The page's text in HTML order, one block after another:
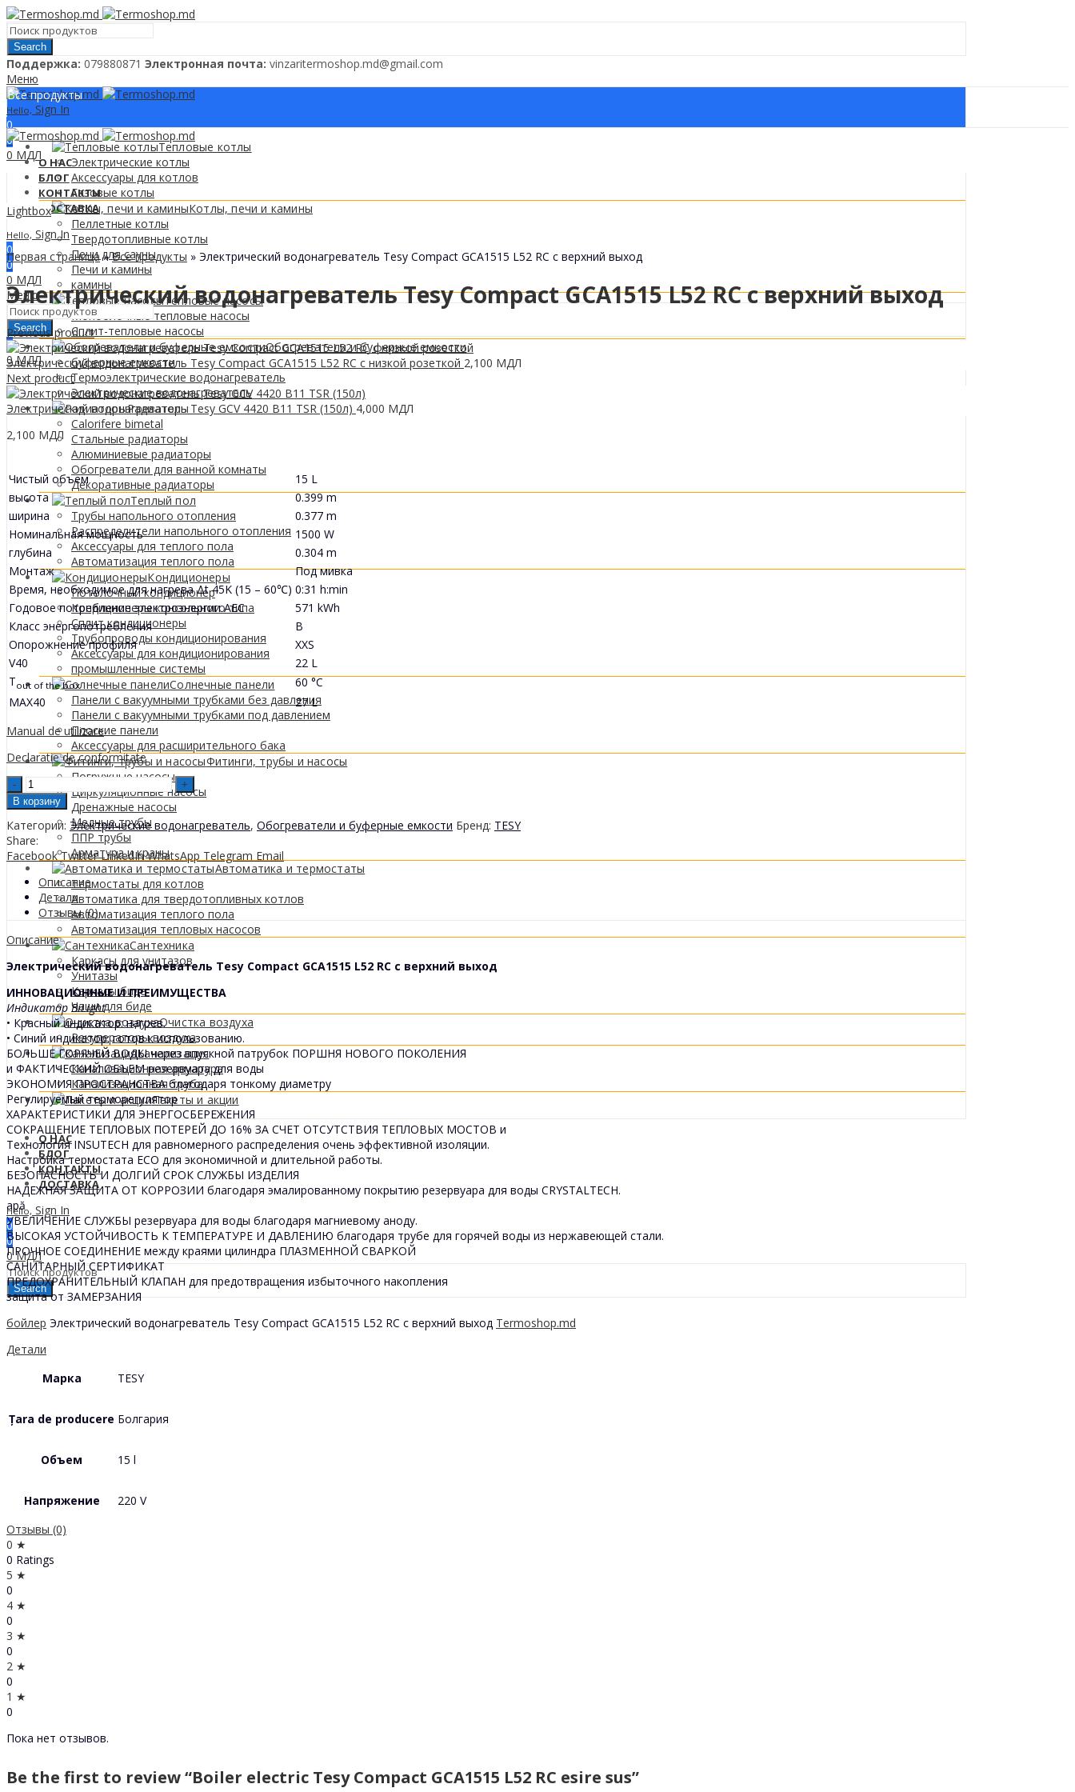
Search
Поддержкa: 079880871 Электронная почта: vinzaritermoshop.md@gmail.com
Меню
Hello, Sign In
0
0
0 МДЛ
Все продукты
Тепловые котлы
Электрические котлы
Аксессуары для котлов
Газовые котлы
Котлы, печи и камины
Пеллетные котлы
Твердотопливные котлы
Печи для сауны
Печи и камины
камины
Тепловые насосы
Моноблочные тепловые насосы
Сплит-тепловые насосы
Обогреватели и буферные емкости
буферные емкости
Термоэлектрические водонагреватель
Электрические водонагреватель
Радиаторы
Calorifere bimetal
Стальные радиаторы
Алюминиевые радиаторы
Обогреватели для ванной комнаты
Декоративные радиаторы
Tеплый пол
Трубы напольного отопления
Распределители напольного отопления
Аксессуары для теплого пола
Автоматизация теплого пола
Кондиционеры
Потолочный кондиционер
Кондиционеры консольного типа
Сплит кондиционеры
Трубопроводы кондиционирования
Аксессуары для кондиционирования
промышленные системы
Солнечные панели
Панели с вакуумными трубками без давления
Панели с вакуумными трубками под давлением
Плоские панели
Аксессуары для расширительного бака
Фитинги, трубы и насосы
Погружные насосы
Циркуляционные насосы
Дренажные насосы
Медные трубы
ППР трубы
Арматура и краны
Автоматика и термостаты
Термостаты для котлов
Автоматика для твердотопливных котлов
Автоматизация теплого пола
Автоматизация тепловых насосов
Сантехника
Каркасы для унитазов
Унитазы
Каркасы биде
Чаши для биде
Очистка воздуха
Рекуператоры воздуха
Канализация
Канализационная арматура
Канализационная труба
Пакеты и акции
О НАС
БЛОГ
КОНТАКТЫ
ДОСТАВКА
Hello, Sign In
0
0
0МДЛ
Search
О НАС
БЛОГ
КОНТАКТЫ
ДОСТАВКА
Hello, Sign In
0
0
0 МДЛ
Меню
Search
0
0МДЛ
Lightbox
Первая страница»Все продукты » Электрический водонагреватель Tesy Compact GCA1515 L52 RC с верхний выход
Электрический водонагреватель Tesy Compact GCA1515 L52 RC с верхний выход
Previous product
Электрический водонагреватель Tesy Compact GCA1515 L52 RC с низкой розеткой 2,100 МДЛ
Next product
Электрический водонагреватель Tesy GCV 4420 B11 TSR (150л) 4,000 МДЛ
2,100 МДЛ
Чистый объем
15 L
высота
0.399 m
ширина
0.377 m
Номинальная мощность
1500 W
глубина
0.304 m
Монтаж
Под мивка
Время, необходимое для нагрева Δt 45K (15 – 60℃) 0:31 h:min
Годовое потребление электроэнергии AEC
571 kWh
Класс энергопотребления
B
Опорожнение профиля
XXS
V40
22 L
Tout of the box
60 °C
MAX40
27 L
Manual de utilizare
Declaratie de conformitate
Boiler
electric
Tesy
Compact
GCA1515
L52
RC
esire
sus
quantity
В корзину
Категории: Электрические водонагреватель, Обогреватели и буферные емкости Бренд: TESY
Share:
Facebook Twitter LinkedIn WhatsApp Telegram Email
Описание
Детали
Отзывы (0)
Описание
Электрический водонагреватель Tesy Compact GCA1515 L52 RC с верхний выход
ИННОВАЦИОННЫЕ И ПРЕИМУЩЕСТВА
Индикатор BiLight
• Красный индикатор: нагрев.
• Синий индикатор: готов к использованию.
БОЛЬШЕ ГОРЯЧЕЙ ВОДЫ через впускной патрубок ПОРШНЯ НОВОГО ПОКОЛЕНИЯ
и ФАКТИЧЕСКИЙ ОБЪЕМ резервуара для воды
ЭКОНОМИЯ ПРОСТРАНСТВА благодаря тонкому диаметру
Регулируемый терморегулятор
ХАРАКТЕРИСТИКИ ДЛЯ ЭНЕРГОСБЕРЕЖЕНИЯ
СОКРАЩЕНИЕ ТЕПЛОВЫХ ПОТЕРЕЙ ДО 16% ЗА СЧЕТ ОТСУТСТВИЯ ТЕПЛОВЫХ МОСТОВ и
Технология INSUTECH для равномерного распределения очень эффективной изоляции.
Настройка термостата ECO для экономичной и длительной работы.
БЕЗОПАСНОСТЬ И ДОЛГИЙ СРОК СЛУЖБЫ ИЗДЕЛИЯ
НАДЕЖНАЯ ЗАЩИТА ОТ КОРРОЗИИ благодаря эмалированному покрытию резервуара для воды CRYSTALTECH.
apă
УВЕЛИЧЕНИЕ СЛУЖБЫ резервуара для воды благодаря магниевому аноду.
ВЫСОКАЯ УСТОЙЧИВОСТЬ К ТЕМПЕРАТУРЕ И ДАВЛЕНИЮ благодаря трубе для горячей воды из нержавеющей стали.
ПРОЧНОЕ СОЕДИНЕНИЕ между краями цилиндра ПЛАЗМЕННОЙ СВАРКОЙ
САНИТАРНЫЙ СЕРТИФИКАТ
ПРЕДОХРАНИТЕЛЬНЫЙ КЛАПАН для предотвращения избыточного накопления
защита от ЗАМЕРЗАНИЯ
бойлер Электрический водонагреватель Tesy Compact GCA1515 L52 RC с верхний выход Termoshop.md
Детали
Марка
TESY
Țara de producere Болгария
Объем 15 l
Напряжение
220 V
Отзывы (0)
0 ★
0 Ratings
5 ★
0
4 ★
0
3 ★
0
2 ★
0
1 ★
0
Пока нет отзывов.
Be the first to review “Boiler electric Tesy Compact GCA1515 L52 RC esire sus”